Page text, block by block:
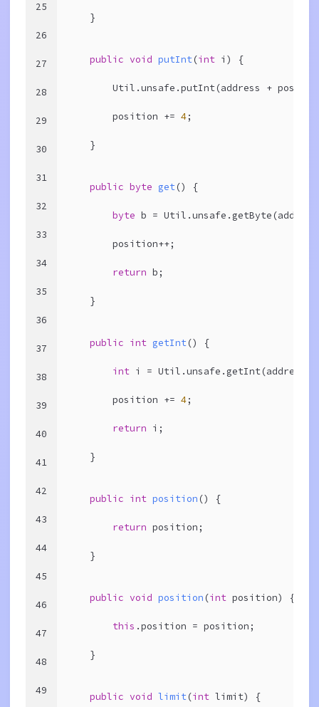
25
26
27
28
29
30
31
32
33
34
35
36
37
38
39
40
41
42
43
44
45
46
47
48
49
    }
public void putInt(int i) {
Util.unsafe.putInt(address +
        position +=
4;
    }
public byte get() {
byte b =
        position++;
return b;
    }
public int getInt() {
int i = Util.unsafe.getInt(address
        position +=
4;
return i;
    }
public int position () {
return position;
    }
public void position (int position) {
this .position = position;
    }
public void limit(int limit) {